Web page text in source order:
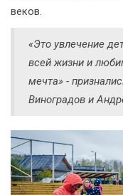
веков.
«Это увлечение
всей жизни и
мечта» -
Виноградов и